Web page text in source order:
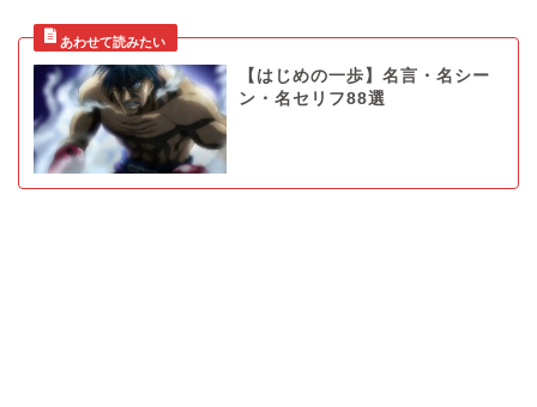
【はじめの一歩】名言・名シー
ン・名セリフ88選